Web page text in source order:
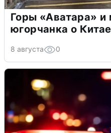
Горы «Аватара» и
югорчанка о Китае
8 августа 0